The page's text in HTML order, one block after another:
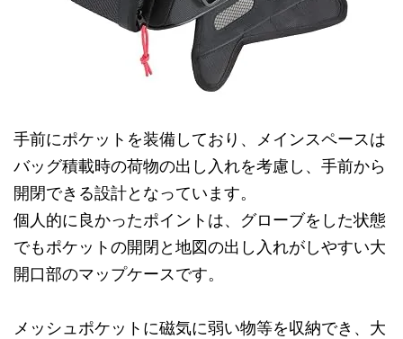
手前にポケットを装備しており、メインスペースは
バッグ積載時の荷物の出し入れを考慮し、手前から
開閉できる設計となっています。
個人的に良かったポイントは、グローブをした状態
でもポケットの開閉と地図の出し入れがしやすい大
開口部のマップケースです。
メッシュポケットに磁気に弱い物等を収納でき、大